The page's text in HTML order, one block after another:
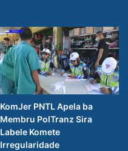
KomJer PNTL Apela ba
Membru PolTranz Sira
Labele Komete
Irregularidade